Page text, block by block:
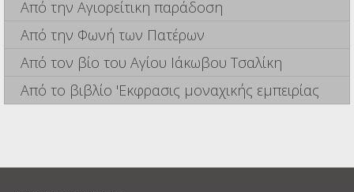
Από την Αγιορείτικη παράδοση
Από την Φωνή των Πατέρων
Από τον βίο του Αγίου Ιάκωβου Τσαλίκη
Από το βιβλίο 'Εκφρασις μοναχικής εμπειρίας